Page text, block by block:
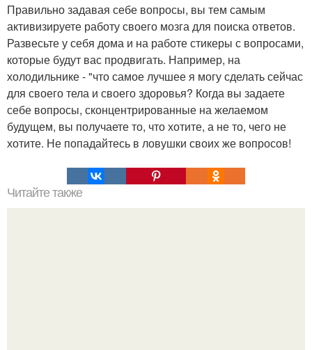
Правильно задавая себе вопросы, вы тем самым
активизируете работу своего мозга для поиска ответов.
Развесьте у себя дома и на работе стикеры с вопросами,
которые будут вас продвигать. Например, на
холодильнике - "что самое лучшее я могу сделать сейчас
для своего тела и своего здоровья? Когда вы задаете
себе вопросы, сконцентрированные на желаемом
будущем, вы получаете то, что хотите, а не то, чего не
хотите. Не попадайтесь в ловушки своих же вопросов!
Читайте также